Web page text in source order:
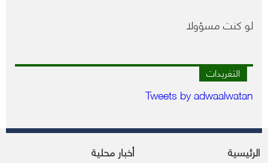
لو كنت مسؤولا
التغريدات
Tweets by adwaalwatan
الرئيسية
أخبار محلية